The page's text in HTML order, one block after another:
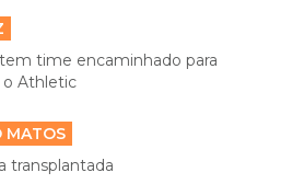
time encaminhado para
Athletic
MATOS
transplantada